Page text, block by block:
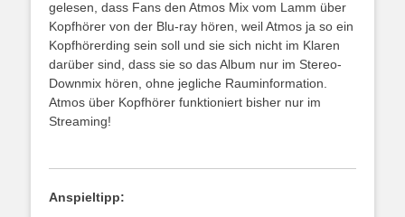
gelesen, dass Fans den Atmos Mix vom Lamm über
Kopfhörer von der Blu-ray hören, weil Atmos ja so ein
Kopfhörerding sein soll und sie sich nicht im Klaren
darüber sind, dass sie so das Album nur im Stereo-
Downmix hören, ohne jegliche Rauminformation.
Atmos über Kopfhörer funktioniert bisher nur im
Streaming!
Anspieltipp: